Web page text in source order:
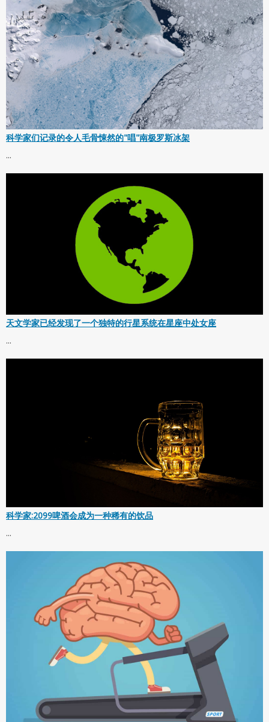
科学家们记录的令人毛骨悚然的"唱"南极罗斯冰架
...
天文学家已经发现了一个独特的行星系统在星座中处女座
...
科学家:2099啤酒会成为一种稀有的饮品
...